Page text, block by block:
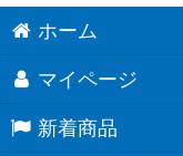
ホーム
マイページ
新着商品